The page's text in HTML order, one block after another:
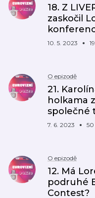
18. Z
zaskočil
10. 5. 2023
O epizodě
21.
holkama
společné
7. 6. 2023
O epizodě
12. Má
podruhé
Contest?